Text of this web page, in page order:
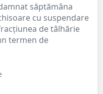
săptămâna
cu suspendare
de tâlhărie
termen de